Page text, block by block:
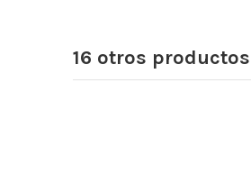
16 otros